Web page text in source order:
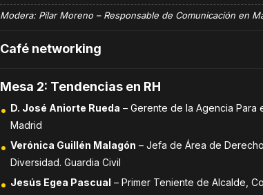
Modera: Pilar Moreno – Responsable de Comunicación en
Café networking
Mesa 2: Tendencias en RH
D. José Aniorte Rueda – Gerente de la Agencia Para
Madrid
Verónica Guillén Malagón – Jefa de Área de
Diversidad. Guardia Civil
Jesús Egea Pascual – Primer Teniente de Alcalde,